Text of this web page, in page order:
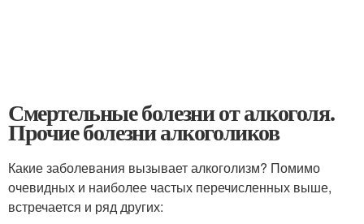
Смертельные болезни от алкоголя.
Прочие болезни алкоголиков
Какие заболевания вызывает алкоголизм? Помимо
очевидных и наиболее частых перечисленных выше,
встречается и ряд других: